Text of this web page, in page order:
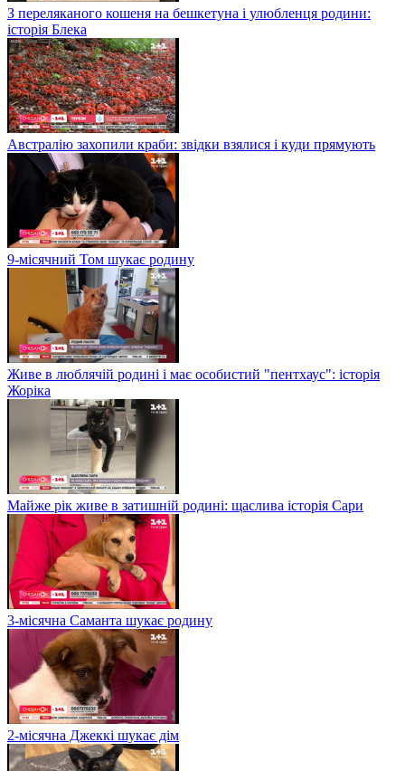
З переляканого кошеня на бешкетуна і улюбленця родини:
історія Блека
Австралію захопили краби: звідки взялися і куди прямують
9-місячний Том шукає родину
Живе в люблячій родині і має особистий "пентхаус": історія
Жоріка
Майже рік живе в затишній родині: щаслива історія Сари
3-місячна Саманта шукає родину
2-місячна Джеккі шукає дім